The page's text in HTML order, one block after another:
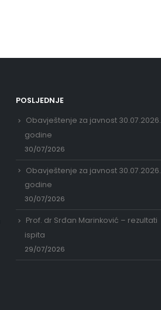
POSLJEDNJE
Obavještenje za javnost 30.07.2026.
godine
30/07/2026
Obavještenje za javnost 30.07.2026.
godine
30/07/2026
Prof. dr Srđan Marinković – rezultati
ispita
29/07/2026